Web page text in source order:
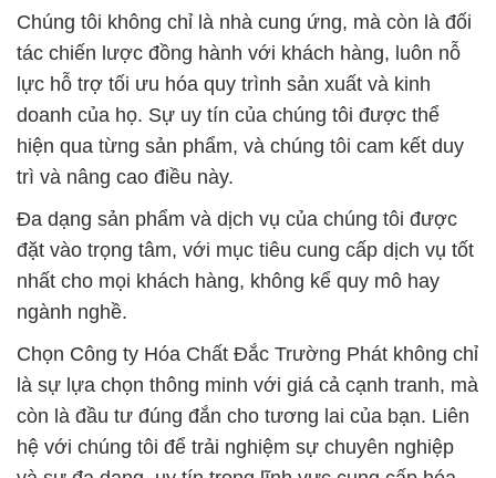
Chúng tôi không chỉ là nhà cung ứng, mà còn là đối
tác chiến lược đồng hành với khách hàng, luôn nỗ
lực hỗ trợ tối ưu hóa quy trình sản xuất và kinh
doanh của họ. Sự uy tín của chúng tôi được thể
hiện qua từng sản phẩm, và chúng tôi cam kết duy
trì và nâng cao điều này.
Đa dạng sản phẩm và dịch vụ của chúng tôi được
đặt vào trọng tâm, với mục tiêu cung cấp dịch vụ tốt
nhất cho mọi khách hàng, không kể quy mô hay
ngành nghề.
Chọn Công ty Hóa Chất Đắc Trường Phát không chỉ
là sự lựa chọn thông minh với giá cả cạnh tranh, mà
còn là đầu tư đúng đắn cho tương lai của bạn. Liên
hệ với chúng tôi để trải nghiệm sự chuyên nghiệp